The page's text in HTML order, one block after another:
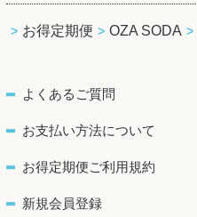
お得定期便 OZA SODA
よくあるご質問
お支払い方法について
お得定期便ご利用規約
新規会員登録